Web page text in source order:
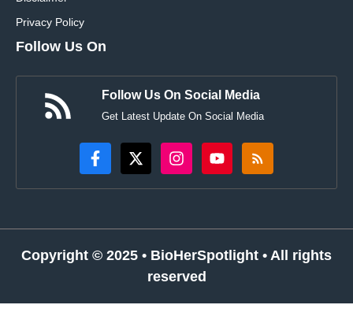
Privacy Policy
Follow Us On
Follow Us On Social Media
Get Latest Update On Social Media
Copyright © 2025 • BioHerSpotlight • All rights
reserved